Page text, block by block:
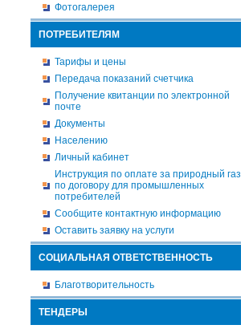
Фотогалерея
ПОТРЕБИТЕЛЯМ
Тарифы и цены
Передача показаний счетчика
Получение квитанции по электронной
почте
Документы
Населению
Личный кабинет
Инструкция по оплате за природный газ
по договору для промышленных
потребителей
Сообщите контактную информацию
Оставить заявку на услуги
СОЦИАЛЬНАЯ ОТВЕТСТВЕННОСТЬ
Благотворительность
ТЕНДЕРЫ